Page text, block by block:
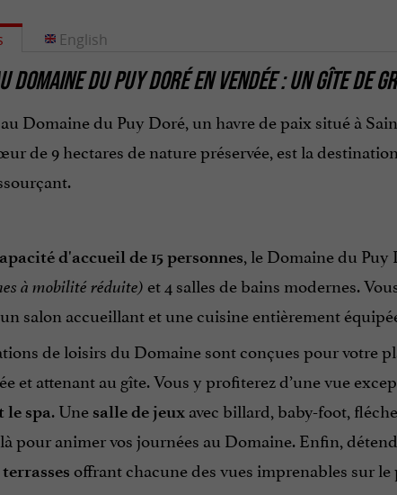
DOMAINE DU PUY DORÉ EN VENDÉE : UN GÎTE DE
Domaine du Puy Doré, un havre de paix situé à
de 9 hectares de nature préservée, est la
d'accueil de 15 personnes, le Domaine du Puy
à mobilité réduite) et 4 salles de bains modernes.
salon accueillant et une cuisine entièrement
de loisirs du Domaine sont conçues pour votre
et attenant au gîte. Vous y profiterez d’une vue
le spa. Une salle de jeuxavec billard, baby-foot,
pour animer vos journées au Domaine. Enfin,
terrasses offrant chacune des vues imprenables sur le
English